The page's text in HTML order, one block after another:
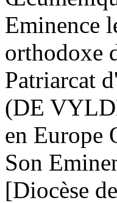
Eminence
orthodoxe
Patriarcat
(DE
en Europe
Son
[Diocèse